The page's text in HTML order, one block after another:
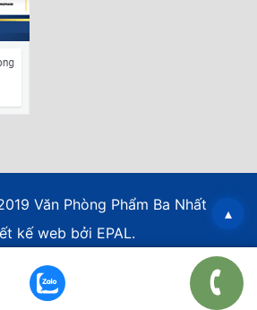
Văn Phòng Phẩm Ba Nhất
kế web bởi EPAL.
▴